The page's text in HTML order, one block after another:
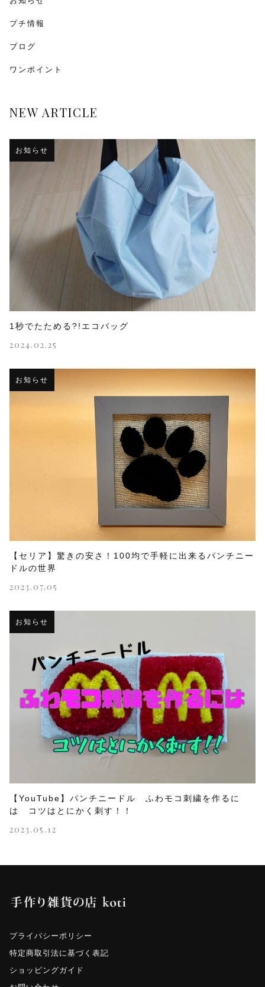
プチ情報
ブログ
ワンポイント
NEW ARTICLE
お知らせ
1秒でたためる?!エコバッグ
2024.02.25
お知らせ
【セリア】驚きの安さ！100均で手軽に出来るパンチニー
ドルの世界
2023.07.05
お知らせ
【YouTube】パンチニードル ふわモコ刺繍を作るに
は コツはとにかく刺す！！
2023.05.12
プライバシーポリシー
特定商取引法に基づく表記
ショッピングガイド